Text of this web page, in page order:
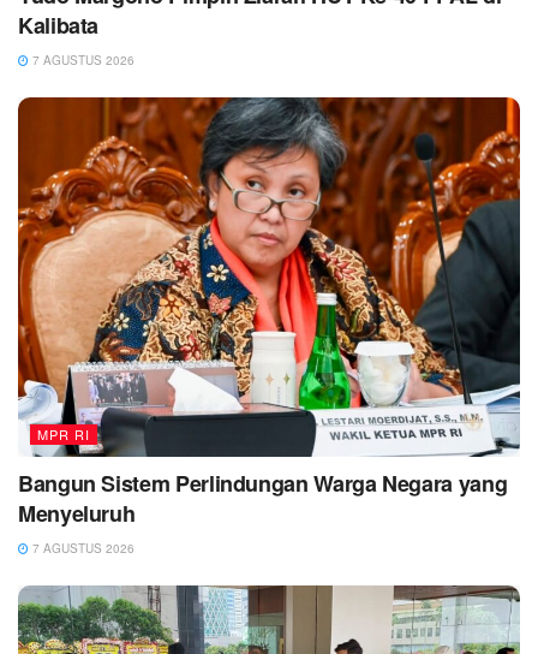
Kalibata
7 AGUSTUS 2026
MPR RI
Bangun Sistem Perlindungan Warga Negara yang
Menyeluruh
7 AGUSTUS 2026